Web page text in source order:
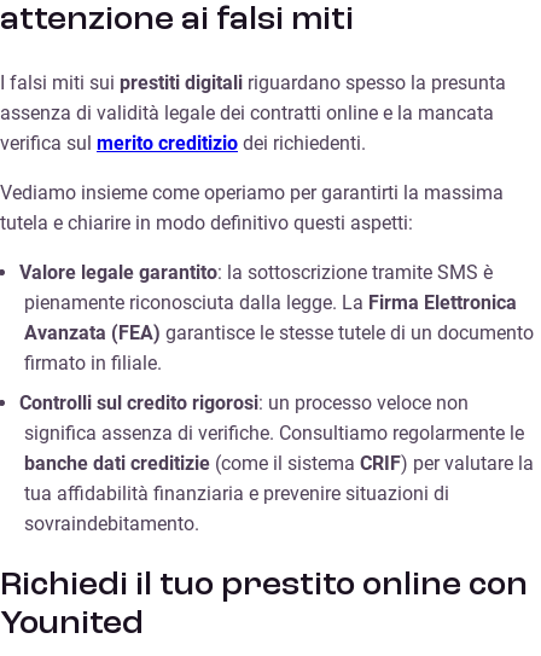
attenzione ai falsi miti
I falsi miti sui prestiti digitali riguardano spesso la presunta
assenza di validità legale dei contratti online e la mancata
verifica sul merito creditizio dei richiedenti.
Vediamo insieme come operiamo per garantirti la massima
tutela e chiarire in modo definitivo questi aspetti:
Valore legale garantito: la sottoscrizione tramite SMS è
pienamente riconosciuta dalla legge. La Firma Elettronica
Avanzata (FEA) garantisce le stesse tutele di un documento
firmato in filiale.
Controlli sul credito rigorosi: un processo veloce non
significa assenza di verifiche. Consultiamo regolarmente le
banche dati creditizie (come il sistema CRIF) per valutare la
tua affidabilità finanziaria e prevenire situazioni di
sovraindebitamento.
Richiedi il tuo prestito online con
Younited